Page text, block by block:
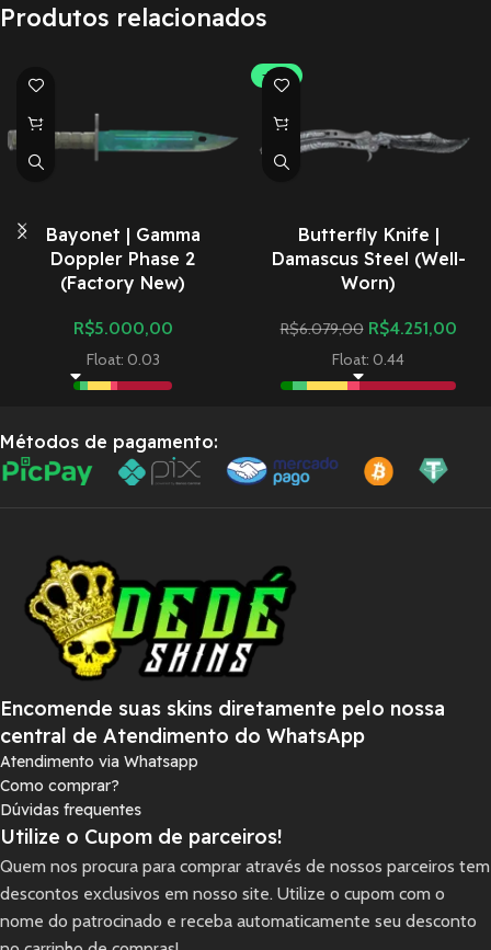
Produtos relacionados
Bayonet | Gamma
Doppler Phase 2
(Factory New)
R$5.000,00
Float: 0.03
-30%
Butterfly Knife |
Damascus Steel (Well-
Worn)
R$6.079,00 R$4.251,00
Float: 0.44
Métodos de pagamento:
Encomende suas skins diretamente pelo nossa
central de Atendimento do WhatsApp
Atendimento via Whatsapp
Como comprar?
Dúvidas frequentes
Utilize o Cupom de parceiros!
Quem nos procura para comprar através de nossos parceiros tem
descontos exclusivos em nosso site. Utilize o cupom com o
nome do patrocinado e receba automaticamente seu desconto